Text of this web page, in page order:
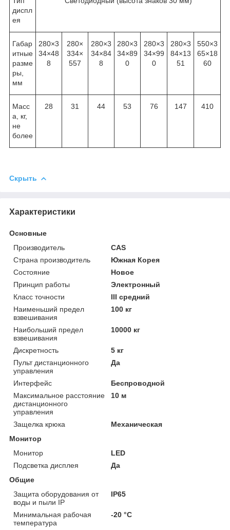
диспл
ея
Габар
итные
разме
ры,
мм
280×3
34×48
8
280×
334×
557
280×3
34×84
8
280×3
34×89
0
280×3
34×99
0
280×3
84×13
51
550×3
65×18
60
Масс
а, кг,
не
более
28 31 44 53 76 147 410
Скрыть
Характеристики
Основные
Производитель
CAS
Страна производитель
Южная Корея
Состояние
Новое
Принцип работы
Электронный
Класс точности
III средний
Наименьший предел
взвешивания
100 кг
Наибольший предел
взвешивания
10000 кг
Дискретность
5 кг
Пульт дистанционного
управления
Да
Интерфейс
Беспроводной
Максимальное расстояние
дистанционного
управления
10 м
Защелка крюка
Механическая
Монитор
Монитор
LED
Подсветка дисплея
Да
Общие
Защита оборудования от
воды и пыли IP
IP65
Минимальная рабочая
температура
-20 °С